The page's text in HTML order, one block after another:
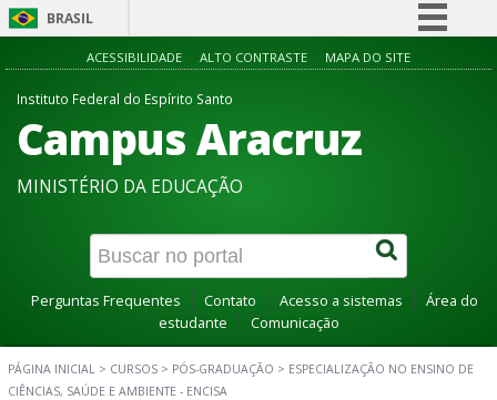
BRASIL
Simplifique!
Acesso à informação
Canais
ACESSIBILIDADE ALTO CONTRASTE MAPA DO SITE
Instituto Federal do Espírito Santo
Campus Aracruz
MINISTÉRIO DA EDUCAÇÃO
Perguntas Frequentes Contato Acesso a sistemas
Área do
estudante
Comunicação
PÁGINA INICIAL > CURSOS > PÓS-GRADUAÇÃO > ESPECIALIZAÇÃO NO ENSINO DE
CIÊNCIAS, SAÚDE E AMBIENTE - ENCISA